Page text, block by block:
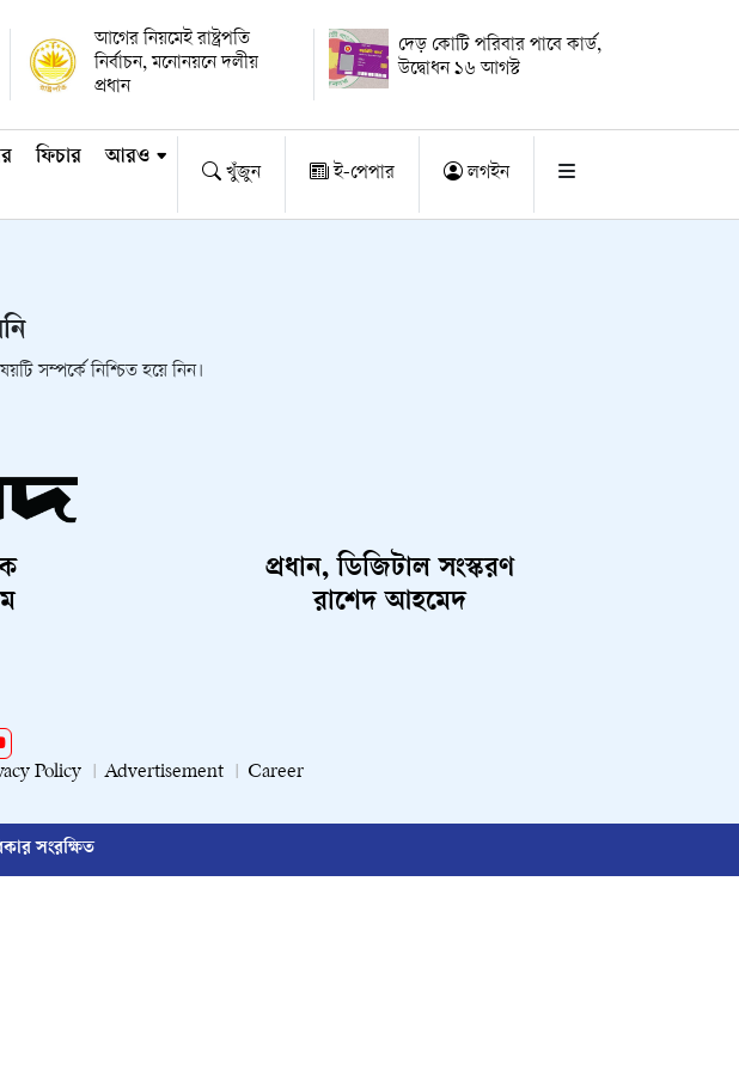
আগের নিয়মেই রাষ্ট্রপতি
নির্বাচন, মনোনয়নে দলীয়
প্রধান
দেড় কোটি পরিবার পাবে কার্ড,
উদ্বোধন ১৬ আগস্ট
ফিচার আরও
খুঁজুন ই-পেপার লগইন
সম্পর্কে নিশ্চিত হয়ে নিন।
প্রধান, ডিজিটাল সংস্করণ
রাশেদ আহমেদ
Policy Advertisement Career
সংরক্ষিত